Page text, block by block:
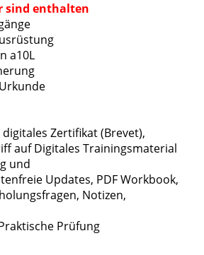
sind enthalten
a10L
digitales Zertifikat (Brevet),
auf Digitales Trainingsmaterial
und
Updates, PDF Workbook,
Notizen,
Prüfung